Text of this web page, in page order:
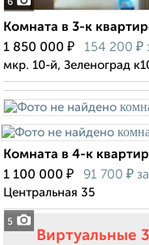
6
Комната в 3-к
1 850 000 ₽ 154 200 ₽
мкр. 10-й, Зеленоград
5
Комната в 4-к
1 100 000 ₽ 91 700 ₽
Центральная 35
Виртуальные